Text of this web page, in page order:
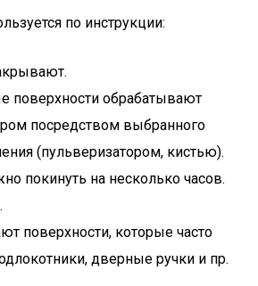
по инструкции:
поверхности обрабатывают
посредством выбранного
(пульверизатором, кистью).
покинуть на несколько часов.
поверхности, которые часто
дверные ручки и пр.